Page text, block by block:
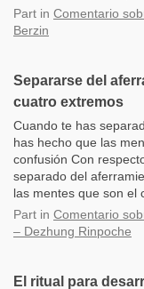
Part in Comentario
Berzin
Separarse del
cuatro extremos
Cuando te has
has hecho que las
confusión Con
separado del
las mentes que son el
Part in Comentario
– Dezhung Rinpoche
El ritual para